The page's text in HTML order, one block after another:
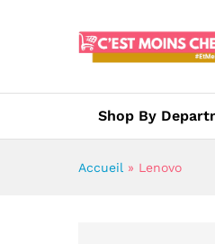
Shop By
Accueil » Lenovo